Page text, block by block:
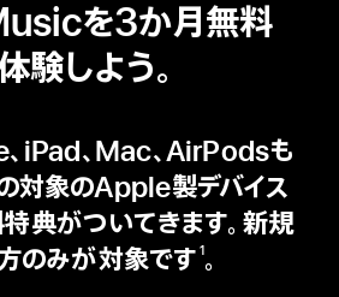
を3か月無料
験しよう。
iPad、Mac、AirPodsも
対象のApple製デバイス
典がついてきます。新規
のみが対象です 1。